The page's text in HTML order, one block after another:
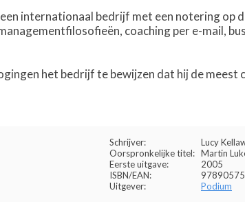
internationaal bedrijf met een notering op
coaching per e-mail,
het bedrijf te bewijzen dat hij de
Schrijver:
Lucy
Oorspronkelijke titel: Martin
Eerste uitgave:
2005
ISBN/EAN:
Uitgever:
Podium